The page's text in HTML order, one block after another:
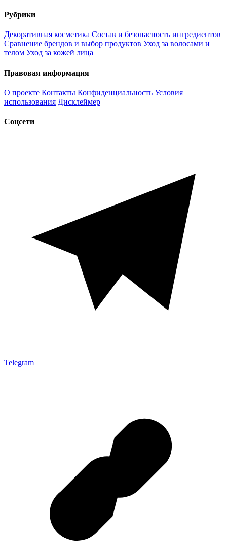
Рубрики
Декоративная косметика Состав и безопасность ингредиентов
Сравнение брендов и выбор продуктов Уход за волосами и
телом Уход за кожей лица
Правовая информация
О проекте Контакты Конфиденциальность Условия
использования Дисклеймер
Соцсети
Telegram